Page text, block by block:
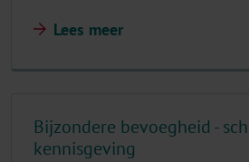
Lees meer
Bijzondere bevoegheid -
kennisgeving